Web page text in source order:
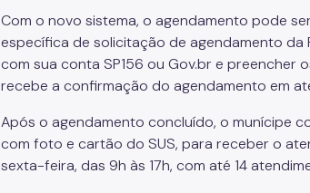
Com o novo sistema, o agendamento pode
específica de solicitação de agendamento da
com sua conta SP156 ou Gov.br e
recebe a confirmação do agendamento em
Após o agendamento concluído, o munícipe
com foto e cartão do SUS, para receber o
sexta-feira, das 9h às 17h, com até 14